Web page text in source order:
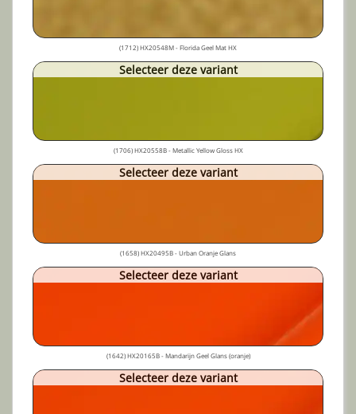
(1712) HX20548M - Florida Geel Mat HX
Selecteer deze variant
(1706) HX20558B - Metallic Yellow Gloss HX
Selecteer deze variant
(1658) HX20495B - Urban Oranje Glans
Selecteer deze variant
(1642) HX20165B - Mandarijn Geel Glans (oranje)
Selecteer deze variant